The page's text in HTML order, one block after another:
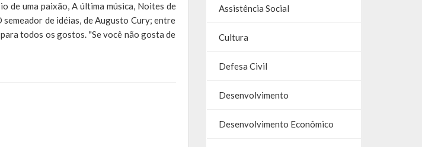
de uma paixão, A última música, Noites de
de idéias, de Augusto Cury; entre
todos os gostos. "Se você não gosta de
Assistência Social
Cultura
Defesa Civil
Desenvolvimento
Desenvolvimento Econômico